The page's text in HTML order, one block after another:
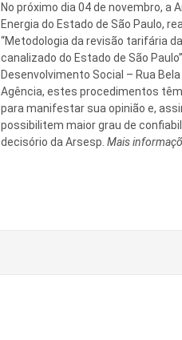
No próximo dia 04 de novembro, a
Energia do Estado de São Paulo,
“Metodologia da revisão tarifária
canalizado do Estado de São
Desenvolvimento Social – Rua
Agência, estes procedimentos
para manifestar sua opinião e,
possibilitem maior grau de
decisório da Arsesp. Mais